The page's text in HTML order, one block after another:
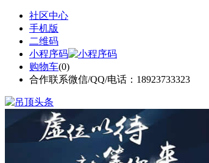
社区中心
手机版
二维码
小程序码
购物车(0)
合作联系微信/QQ/电话：18923733323